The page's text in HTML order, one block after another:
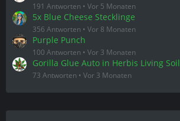
191 Antworten Vor 5 Monaten
5x Blue Cheese Stecklinge
356 Antworten Vor 8 Monaten
Purple Punch
100 Antworten Vor 3 Monaten
Gorilla Glue Auto in Herbis Living Soil
73 Antworten Vor 3 Monaten